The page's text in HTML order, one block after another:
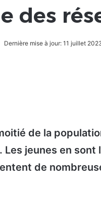
des
Dernière mise à jour: 11 juillet
de la
Les jeunes en
de